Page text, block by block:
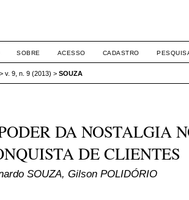
SOBRE ACESSO CADASTRO
> v. 9, n. 9 (2013) > SOUZA
DA NOSTALGIA
DE CLIENTES
SOUZA, Gilson POLIDÓRIO